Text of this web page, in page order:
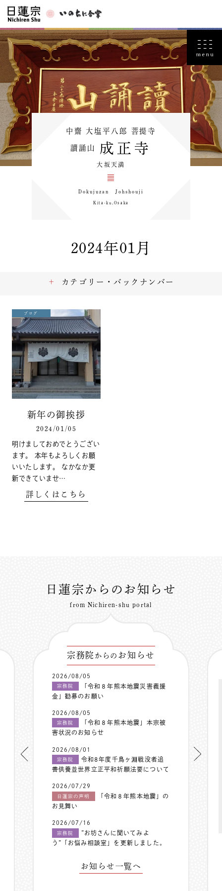
中齋 大塩平八郎 菩提寺
讀誦山 成正寺
大坂天満
Dokujuzan Johshouji
Kita-ku,Osaka
2024年01月
ブログ
新年の御挨拶
2024/01/05
明けましておめでとうござい
ます。 本年もよろしくお願
いいたします。 なかなか更
新できていませ…
詳しくはこちら
カテゴリー・バックナンバー
日蓮宗からのお知らせ
from Nichiren-shu portal
宗務院 からの お知らせ
2026/08/05
宗務院
「令和８年熊本地震災害義援
金」勧募のお願い
2026/08/05
宗務院
「令和８年熊本地震」本宗被
害状況のお知らせ
2026/08/01
宗務院
令和8年度千鳥ヶ淵戦没者追
善供養並世界立正平和祈願法要について
2026/07/29
日蓮宗の声明
「令和８年熊本地震」の
お見舞い
2026/07/16
宗務院
”お坊さんに聞いてみよ
う”「お悩み相談室」を更新しました。
お知らせ一覧へ